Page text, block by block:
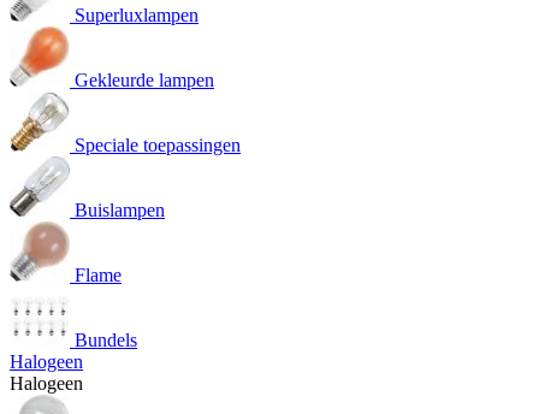
Superluxlampen
Gekleurde lampen
Speciale toepassingen
Buislampen
Flame
Bundels
Halogeen
Halogeen